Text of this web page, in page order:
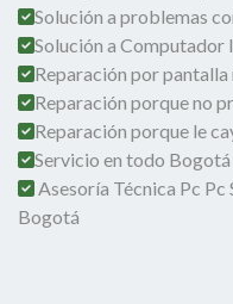
Solución a problemas
Solución a Computador
Reparación por pantalla
Reparación porque no
Reparación porque le
Servicio en todo Bogotá
Asesoría Técnica Pc Pc
Bogotá